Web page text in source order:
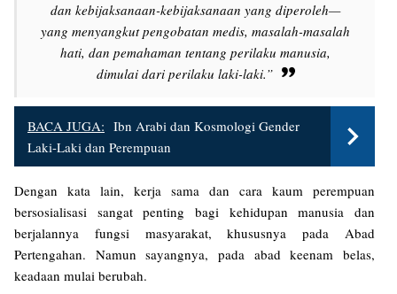
dan kebijaksanaan-kebijaksanaan yang diperoleh—
yang menyangkut pengobatan medis, masalah-masalah
hati, dan pemahaman tentang perilaku manusia,
dimulai dari perilaku laki-laki.”
BACA JUGA: Ibn Arabi dan Kosmologi Gender
Laki-Laki dan Perempuan
Dengan kata lain, kerja sama dan cara kaum perempuan
bersosialisasi sangat penting bagi kehidupan manusia dan
berjalannya fungsi masyarakat, khususnya pada Abad
Pertengahan. Namun sayangnya, pada abad keenam belas,
keadaan mulai berubah.